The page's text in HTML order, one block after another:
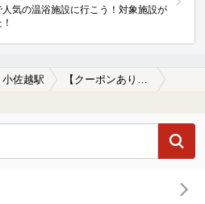
気の温浴施設に行こう！対象施設が
小佐越駅